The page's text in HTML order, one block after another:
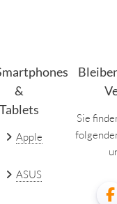
&
Tablets
Apple
ASUS
Sie